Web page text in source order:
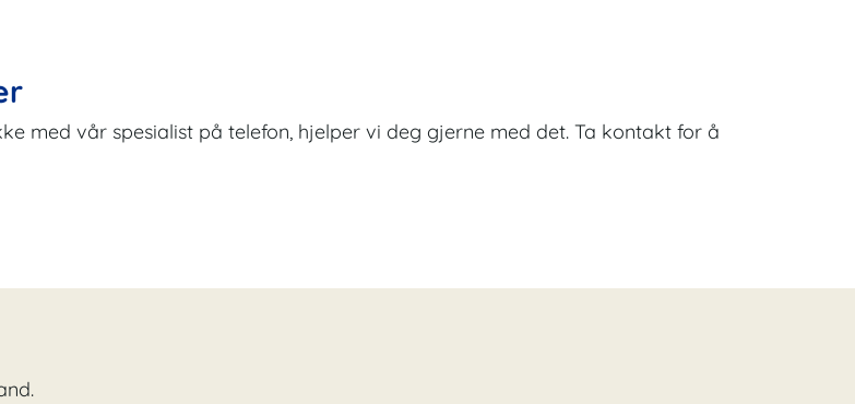
med vår spesialist på telefon, hjelper vi deg gjerne med det. Ta kontakt for å